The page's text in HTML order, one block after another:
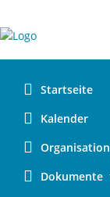
Startseite
Kalender
Organisation
Dokumente